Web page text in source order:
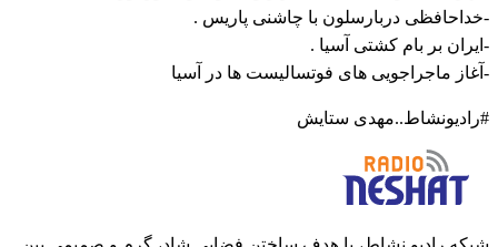
-خداحافظی دربارسلون با چاشنی پاریس .
-ایران بر بام کشتی آسیا .
-آغاز ماجراجویی های فوتسالیست ها در آسیا
#رادیونشاط..مهدی ستایش